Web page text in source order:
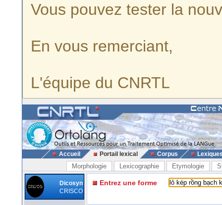
Vous pouvez tester la
En vous remerciant,
L'équipe du CNRTL
Accueil Portail lexical Corpus
Morphologie Lexicographie Etymologie
Dicosyn
CRISCO
Entrez une forme